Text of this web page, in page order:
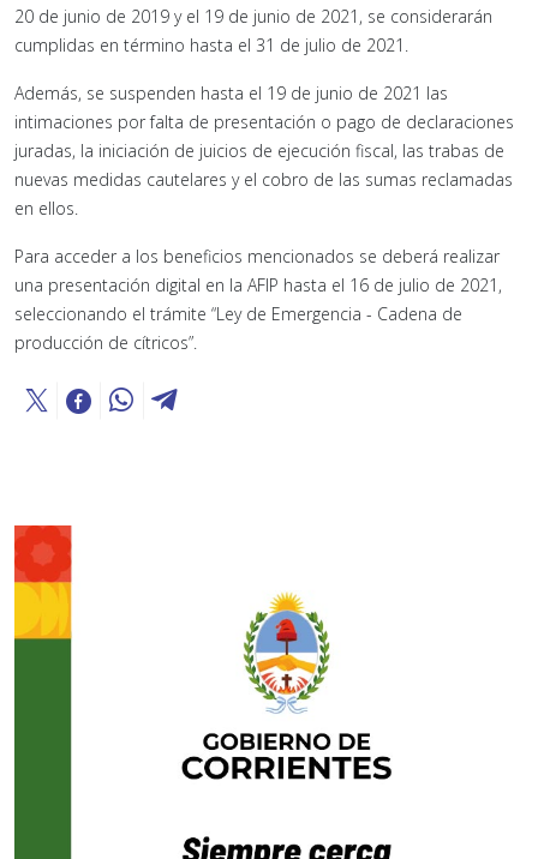
20 de junio de 2019 y el 19 de junio de 2021, se considerarán
cumplidas en término hasta el 31 de julio de 2021.
Además, se suspenden hasta el 19 de junio de 2021 las
intimaciones por falta de presentación o pago de declaraciones
juradas, la iniciación de juicios de ejecución fiscal, las trabas de
nuevas medidas cautelares y el cobro de las sumas reclamadas
en ellos.
Para acceder a los beneficios mencionados se deberá realizar
una presentación digital en la AFIP hasta el 16 de julio de 2021,
seleccionando el trámite “Ley de Emergencia - Cadena de
producción de cítricos”.